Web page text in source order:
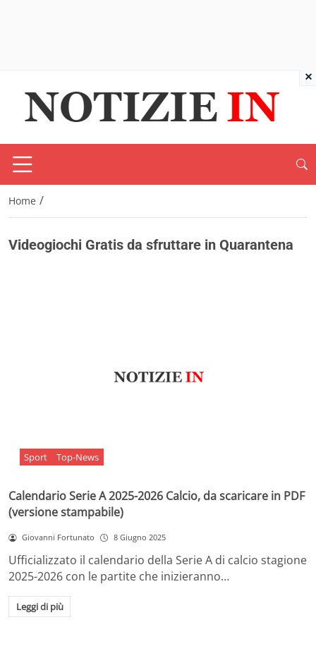
Home /
Videogiochi Gratis da sfruttare in Quarantena
Sport Top-News
Calendario Serie A 2025-2026 Calcio, da scaricare in PDF
(versione stampabile)
Giovanni Fortunato 8 Giugno 2025
Ufficializzato il calendario della Serie A di calcio stagione
2025-2026 con le partite che inizieranno…
Leggi di più
×